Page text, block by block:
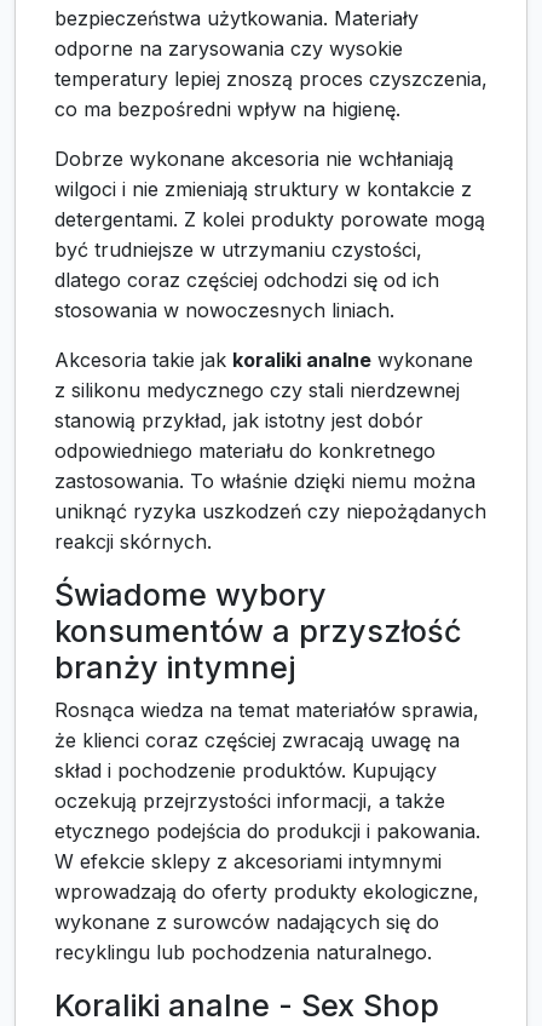
bezpieczeństwa użytkowania. Materiały
odporne na zarysowania czy wysokie
temperatury lepiej znoszą proces czyszczenia,
co ma bezpośredni wpływ na higienę.
Dobrze wykonane akcesoria nie wchłaniają
wilgoci i nie zmieniają struktury w kontakcie z
detergentami. Z kolei produkty porowate mogą
być trudniejsze w utrzymaniu czystości,
dlatego coraz częściej odchodzi się od ich
stosowania w nowoczesnych liniach.
Akcesoria takie jak koraliki analne wykonane
z silikonu medycznego czy stali nierdzewnej
stanowią przykład, jak istotny jest dobór
odpowiedniego materiału do konkretnego
zastosowania. To właśnie dzięki niemu można
uniknąć ryzyka uszkodzeń czy niepożądanych
reakcji skórnych.
Świadome wybory
konsumentów a przyszłość
branży intymnej
Rosnąca wiedza na temat materiałów sprawia,
że klienci coraz częściej zwracają uwagę na
skład i pochodzenie produktów. Kupujący
oczekują przejrzystości informacji, a także
etycznego podejścia do produkcji i pakowania.
W efekcie sklepy z akcesoriami intymnymi
wprowadzają do oferty produkty ekologiczne,
wykonane z surowców nadających się do
recyklingu lub pochodzenia naturalnego.
Koraliki analne - Sex Shop